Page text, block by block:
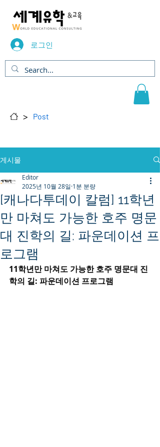
로그인
> Post
게시물
[캐나다투데이 칼럼] 11학년
만 마쳐도 가능한 호주 명문
대 진학의 길: 파운데이션 프
로그램
Editor
2025년 10월 28일 1분 분량
11학년만 마쳐도 가능한 호주 명문대 진
학의 길: 파운데이션 프로그램